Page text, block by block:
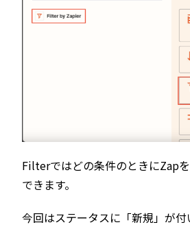
Filterではどの条件のときにZap
できます。
今回はステータスに「新規」が